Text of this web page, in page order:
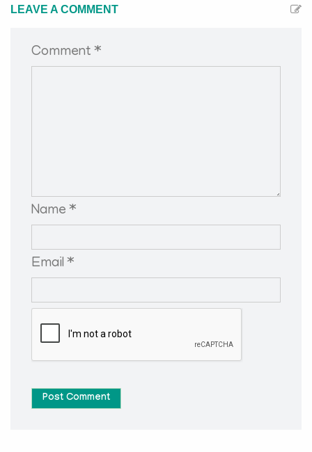
LEAVE A COMMENT
Comment *
Name *
Email *
Post Comment